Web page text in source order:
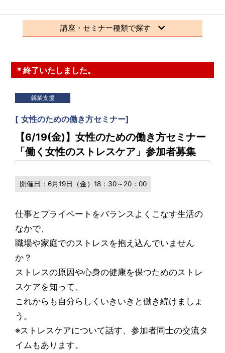
講座・セミナー種類で探す
＊終了いたしました。
就業支援
[ 女性のための働き方セミナー]
【6/19(金)】女性のための働き方セミナー
「働く女性のストレスケア」参加者募集
開催日： 6月19日（金）18：30～20：00
仕事とプライベートをバランスよくこなす生活の
なかで、
職場や家庭でのストレスを抱え込んでいません
か？
ストレスの原因や心身の健康を保つためのストレ
スケアを知って、
これからも自分らしくいきいきと働き続けましょ
う。
※ストレスケアについて話す、参加者同士の交流タ
イムもあります。